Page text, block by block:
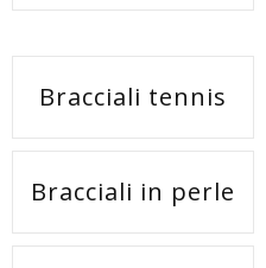
Bracciali tennis
Bracciali in perle